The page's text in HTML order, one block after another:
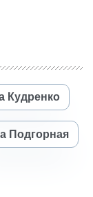
Кудренко
Подгорная